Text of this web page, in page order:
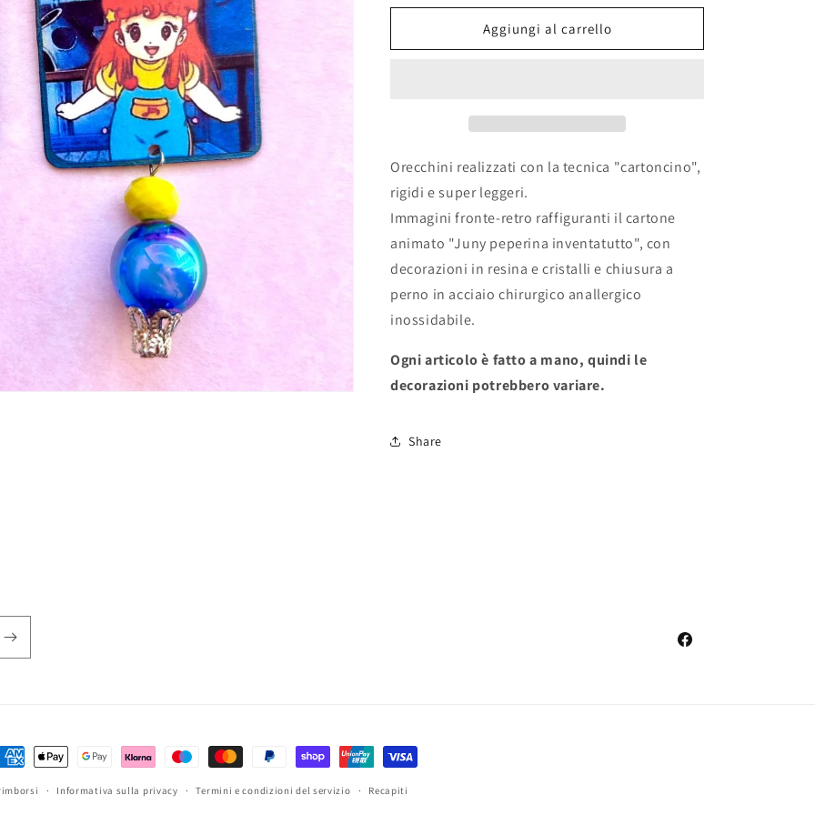
per
&quot;JUNY
per
Orecchini
&quot;JUNY
Aggiungi al carrello
Orecchini realizzati con la tecnica "cartoncino",
rigidi e super leggeri.
Immagini fronte-retro raffiguranti il cartone
animato "Juny peperina inventatutto", con
decorazioni in resina e cristalli e chiusura a
perno in acciaio chirurgico anallergico
inossidabile.
Ogni articolo è fatto a mano, quindi le
decorazioni potrebbero variare.
Share
Facebook
Informativa sulla privacy Termini e condizioni del servizio Recapiti